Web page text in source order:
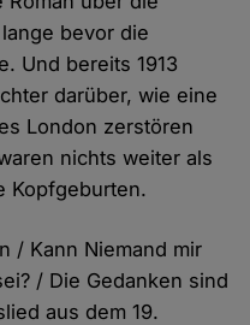
bevor die
Und bereits 1913
darüber, wie eine
London zerstören
nichts weiter als
Kopfgeburten.
/ Kann Niemand mir
/ Die Gedanken sind
aus dem 19.